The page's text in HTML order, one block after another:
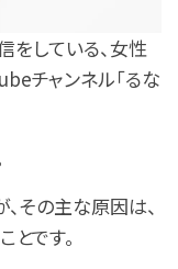
している、女性
チャンネル「るな
その主な原因は、
です。